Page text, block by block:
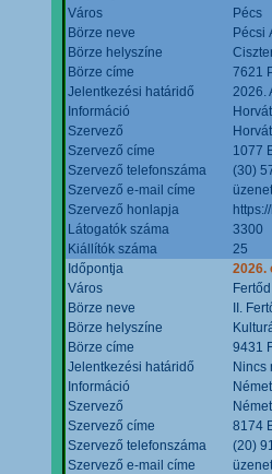
Város
Pécs
Börze neve
Pécsi
Börze helyszíne
Börze címe
7621
Jelentkezési határidő
2026.
Információ
Szervező
Szervező címe
1077
Szervező telefonszáma
(30)
Szervező e-mail címe
Szervező honlapja
Látogatók száma
3300
Kiállítók száma
25
Időpontja
2026.
Város
Fertőd
Börze neve
II.
Börze helyszíne
Börze címe
9431
Jelentkezési határidő
Nincs
Információ
Szervező
Szervező címe
8174
Szervező telefonszáma
(20)
Szervező e-mail címe